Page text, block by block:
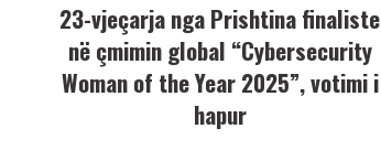
23-vjeçarja nga Prishtina finaliste
në çmimin global “Cybersecurity
Woman of the Year 2025”, votimi i
hapur